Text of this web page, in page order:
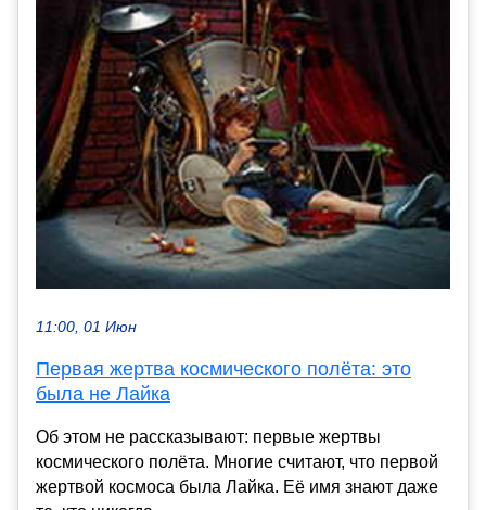
11:00, 01 Июн
Первая жертва космического полёта: это
была не Лайка
Об этом не рассказывают: первые жертвы
космического полёта. Многие считают, что первой
жертвой космоса была Лайка. Её имя знают даже